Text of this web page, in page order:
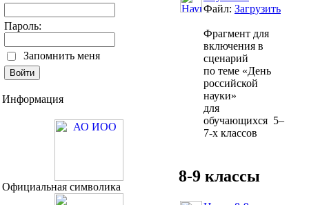
Пароль:
Запомнить меня
Информация
Официальная символика
Файл: Загрузить
Фрагмент для
включения в
сценарий
по теме «День
российской
науки»
для
обучающихся 5–
7-х классов
8-9 классы